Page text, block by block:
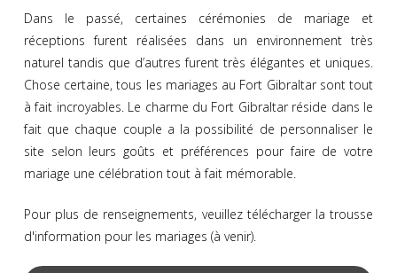
Dans le passé, certaines cérémonies de mariage et
réceptions furent réalisées dans un environnement très
naturel tandis que d’autres furent très élégantes et uniques.
Chose certaine, tous les mariages au Fort Gibraltar sont tout
à fait incroyables. Le charme du Fort Gibraltar réside dans le
fait que chaque couple a la possibilité de personnaliser le
site selon leurs goûts et préférences pour faire de votre
mariage une célébration tout à fait mémorable.
Pour plus de renseignements, veuillez télécharger la trousse
d'information pour les mariages (à venir).